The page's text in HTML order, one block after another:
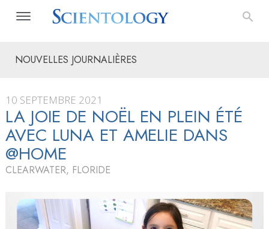
NOUVELLES JOURNALIÈRES
10 SEPTEMBRE 2021
LA JOIE DE NOËL EN PLEIN ÉTÉ
AVEC LUNA ET AMELIE DANS
@HOME
CLEARWATER, FLORIDE